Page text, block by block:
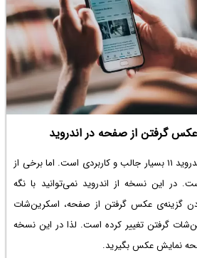
برخی از ویژگی‌ها و امکانات اندروید ۱۱ بسیار جالب و کاربردی است. اما برخی از
در این نسخه از اندروید نمی‌توانید با نگه
گزینه‌ی عکس گرفتن از صفحه، اسکرین‌شات
گرفتن تغییر کرده است. لذا در این نسخه
نمایش عکس بگیرید.